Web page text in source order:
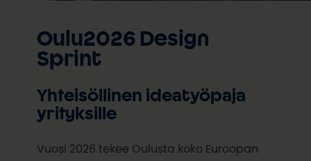
Oulu2026 Design
Sprint
Yhteisöllinen ideatyöpaja
yrityksille
Vuosi 2026 tekee Oulusta koko Euroopan